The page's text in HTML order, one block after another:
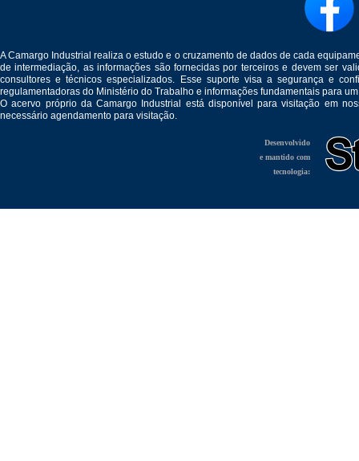
A Camargo Industrial realiza o estudo e o cruzamento de dados de cada
de intermediação, as informações são fornecidas por terceiros e devem ser
consultores e técnicos especializados. Esse suporte visa a segurança e
regulamentadoras do Ministério do Trabalho e informações fundamentais para
O acervo próprio da Camargo Industrial está disponível para visitação em
necessário agendamento para visitação.
Desenvolvido
e mantido com
tecnologia: